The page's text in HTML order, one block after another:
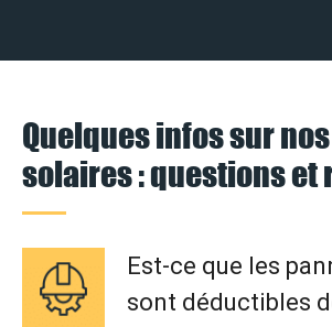
Quelques infos sur
solaires : questions et
Est-ce que les
sont déductibles